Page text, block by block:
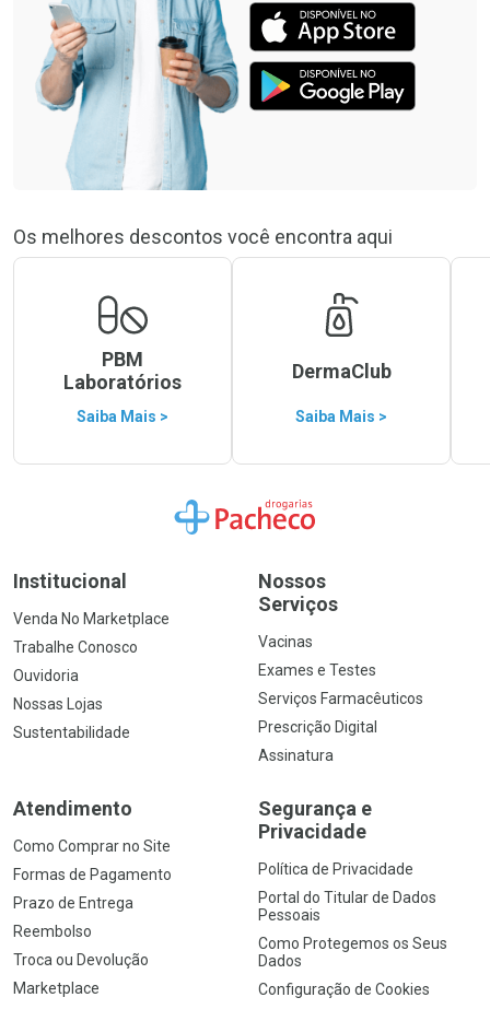
Os melhores descontos você encontra aqui
PBM
Laboratórios
Saiba Mais >
DermaClub
Saiba Mais >
Ir para a Home
Institucional
Venda No Marketplace
Trabalhe Conosco
Ouvidoria
Nossas Lojas
Sustentabilidade
Nossos
Serviços
Vacinas
Exames e Testes
Serviços Farmacêuticos
Prescrição Digital
Assinatura
Atendimento
Como Comprar no Site
Formas de Pagamento
Prazo de Entrega
Reembolso
Troca ou Devolução
Marketplace
Segurança e
Privacidade
Política de Privacidade
Portal do Titular de Dados
Pessoais
Como Protegemos os Seus
Dados
Configuração de Cookies